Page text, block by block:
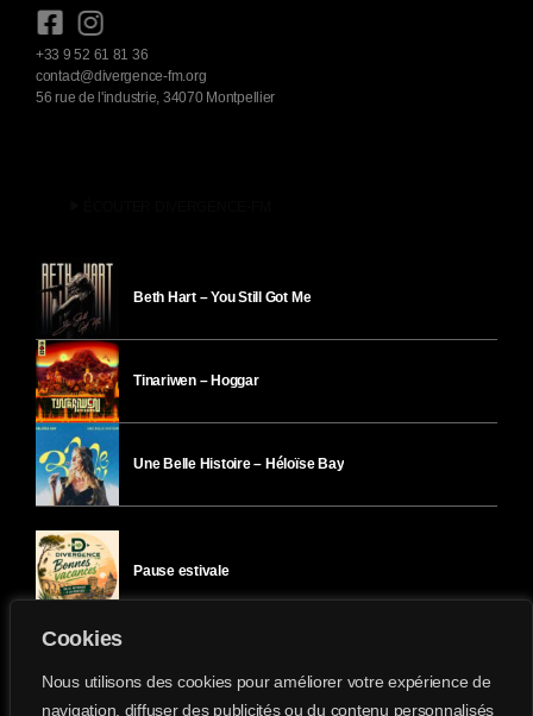
Cookies
Nous utilisons des cookies pour améliorer votre expérience de
navigation, diffuser des publicités ou du contenu personnalisés
+33 9 52 61 81 36
contact@divergence-fm.org
56 rue de l'industrie, 34070 Montpellier
Beth Hart – You Still Got Me
Tinariwen – Hoggar
Une Belle Histoire – Héloïse Bay
Pause estivale